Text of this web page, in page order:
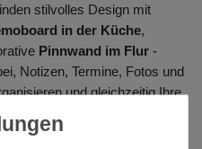
stilvolles Design mit
in der Küche,
Pinnwand im Flur -
Notizen, Termine, Fotos und
und gleichzeitig Ihre